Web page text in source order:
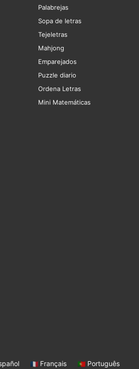
Palabrejas
Sopa de letras
Tejeletras
Mahjong
Emparejados
Puzzle diario
Ordena Letras
Mini Matemáticas
Français Português